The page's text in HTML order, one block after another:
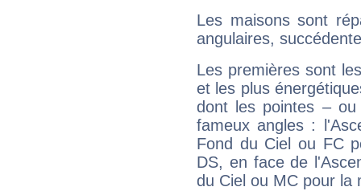
Les maisons sont
angulaires,
Les premières sont
et les plus
dont les pointes –
fameux angles :
Fond du Ciel ou FC
DS, en face de
du Ciel ou MC pour la